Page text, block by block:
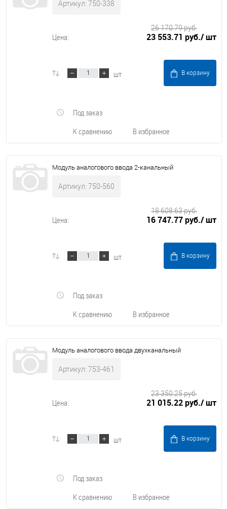
Артикул: 750-338
Цена: 23 553.71 руб./ шт
26 170.79 руб.
шт В корзину
К сравнению В избранное
Под заказ
Модуль аналогового ввода 2-канальный
Артикул: 750-560
Цена: 16 747.77 руб./ шт
18 608.63 руб.
шт В корзину
К сравнению В избранное
Под заказ
Модуль аналогового ввода двухканальный
Артикул: 753-461
Цена: 21 015.22 руб./ шт
23 350.25 руб.
шт В корзину
К сравнению В избранное
Под заказ